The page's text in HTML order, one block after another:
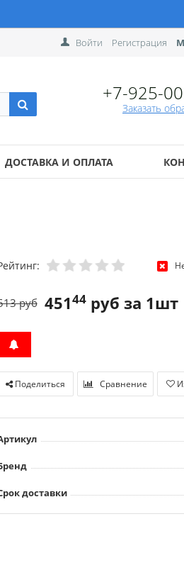
Войти Регистрация
+7-925-
Заказать
ДОСТАВКА И ОПЛАТА
45144руб за 1шт
руб
Поделиться Сравнение
доставки